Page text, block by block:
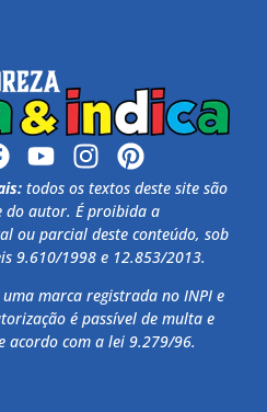
todos os textos deste site são
do autor. É proibida a
ou parcial deste conteúdo, sob
9.610/1998 e 12.853/2013.
uma marca registrada no INPI e
é passível de multa e
acordo com a lei 9.279/96.